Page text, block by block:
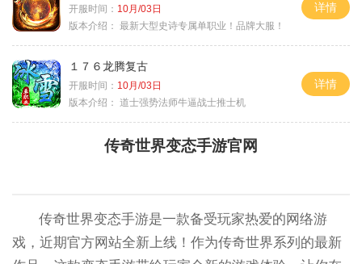
开服时间： 10月/03日
版本介绍： 最新大型史诗专属单职业！品牌大服！
详情
１７６龙腾复古
开服时间： 10月/03日
版本介绍： 道士强势法师牛逼战士推士机
详情
传奇世界变态手游官网
传奇世界变态手游是一款备受玩家热爱的网络游
戏，近期官方网站全新上线！作为传奇世界系列的最新